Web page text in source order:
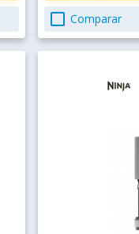
check_box_outline_blank Comparar